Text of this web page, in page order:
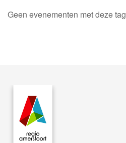
Geen evenementen met deze tag